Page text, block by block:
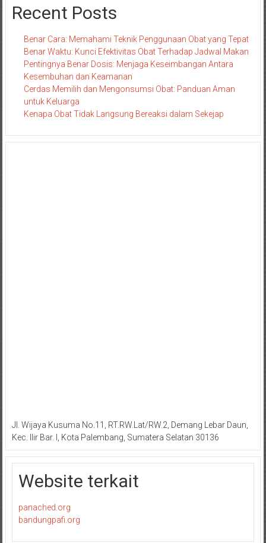
Recent Posts
Benar Cara: Memahami Teknik Penggunaan Obat yang Tepat
Benar Waktu: Kunci Efektivitas Obat Terhadap Jadwal Makan
Pentingnya Benar Dosis: Menjaga Keseimbangan Antara
Kesembuhan dan Keamanan
Cerdas Memilih dan Mengonsumsi Obat: Panduan Aman
untuk Keluarga
Kenapa Obat Tidak Langsung Bereaksi dalam Sekejap
Jl. Wijaya Kusuma No.11, RT.RW.Lat/RW.2, Demang Lebar Daun,
Kec. Ilir Bar. I, Kota Palembang, Sumatera Selatan 30136
Website terkait
panached.org
bandungpafi.org